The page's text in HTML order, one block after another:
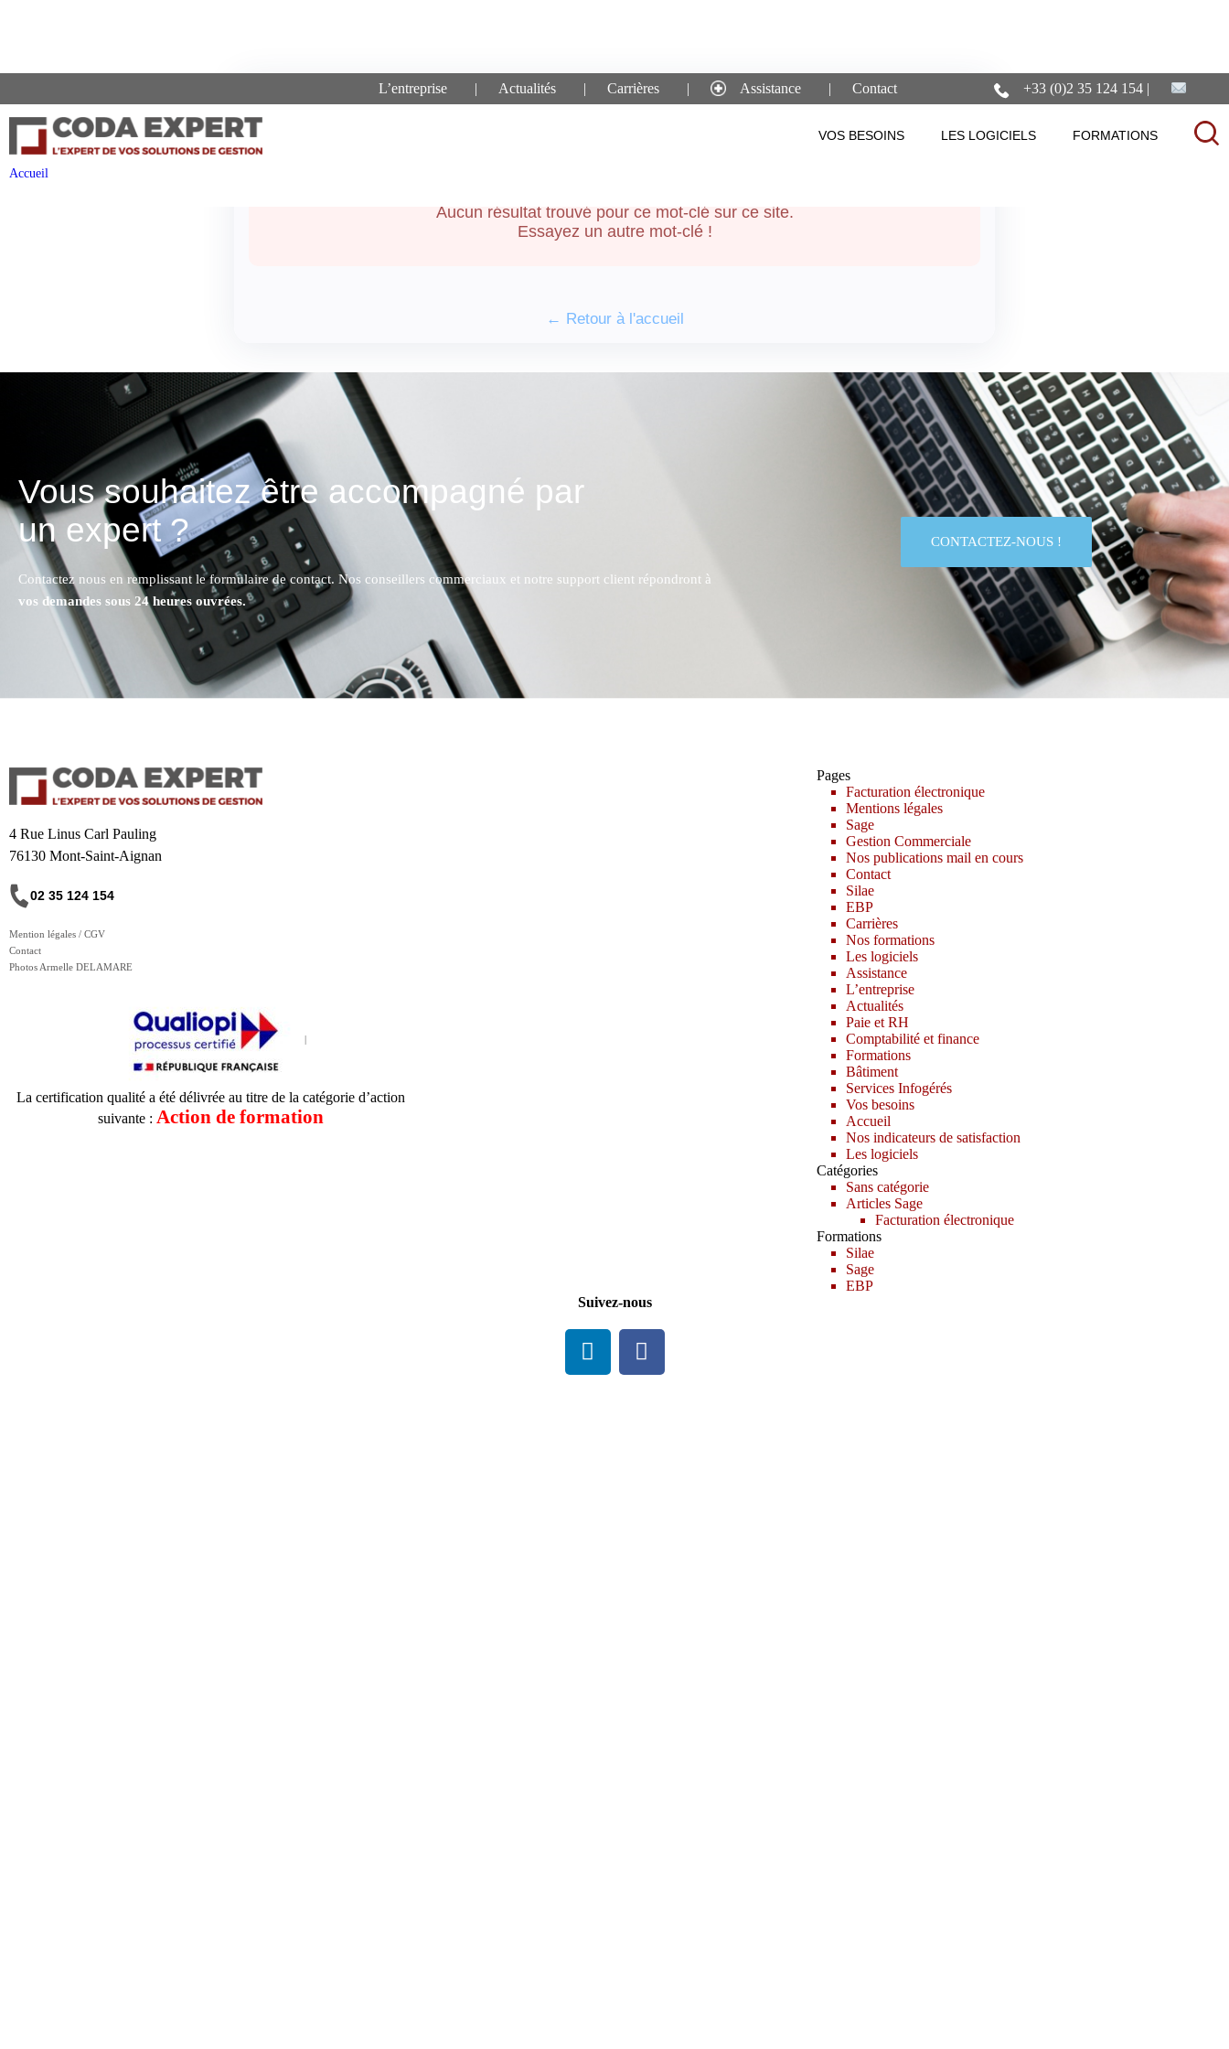
L’entreprise Actualités Carrières Assistance Contact +33 (0)2 35 124 154
VOS BESOINS LES LOGICIELS FORMATIONS
Accueil
Aucun résultat trouvé pour ce mot-clé sur ce site.
Essayez un autre mot-clé !
← Retour à l'accueil
Vous souhaitez être accompagné par
un expert ?
Contactez nous en remplissant le formulaire de contact. Nos conseillers commerciaux et notre support client répondront à
vos demandes sous 24 heures ouvrées.
CONTACTEZ-NOUS !
4 Rue Linus Carl Pauling
76130 Mont-Saint-Aignan
02 35 124 154
Mention légales / CGV
Contact
Photos Armelle DELAMARE
La certification qualité a été délivrée au titre de la catégorie d’action
suivante : Action de formation
Pages
Facturation électronique
Mentions légales
Sage
Gestion Commerciale
Nos publications mail en cours
Contact
Silae
EBP
Carrières
Nos formations
Les logiciels
Assistance
L’entreprise
Actualités
Paie et RH
Comptabilité et finance
Formations
Bâtiment
Services Infogérés
Vos besoins
Accueil
Nos indicateurs de satisfaction
Les logiciels
Catégories
Sans catégorie
Articles Sage
Facturation électronique
Formations
Silae
Sage
EBP
Suivez-nous